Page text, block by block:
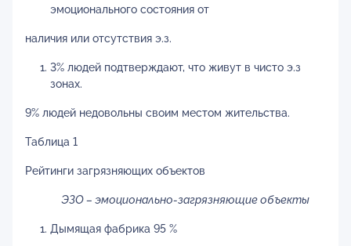
эмоционального состояния от
наличия или отсутствия э.з.
3% людей подтверждают, что живут в чисто э.з
зонах.
9% людей недовольны своим местом жительства.
Таблица 1
Рейтинги загрязняющих объектов
ЭЗО – эмоционально-загрязняющие объекты
Дымящая фабрика 95 %